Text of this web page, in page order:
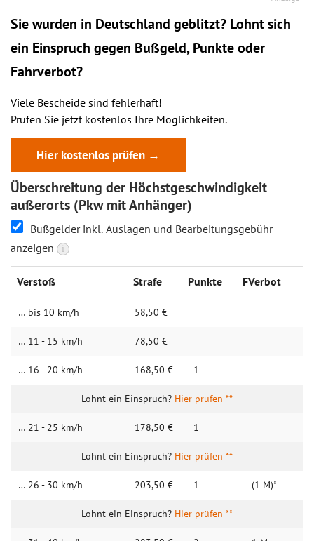
Sie wurden in Deutschland geblitzt? Lohnt sich
ein Einspruch gegen Bußgeld, Punkte oder
Fahrverbot?
Viele Bescheide sind fehlerhaft!
Prüfen Sie jetzt kostenlos Ihre Möglichkeiten.
Hier kostenlos prüfen →
Überschreitung der Höchstgeschwindigkeit
außerorts (Pkw mit Anhänger)
Bußgelder inkl. Auslagen und Bearbeitungsgebühr
anzeigen
i
Verstoß Strafe Punkte FVerbot
… bis 10 km/h 58,50 €
… 11 - 15 km/h 78,50 €
… 16 - 20 km/h 168,50 € 1
Hier prüfen **
… 21 - 25 km/h 178,50 € 1
Hier prüfen **
… 26 - 30 km/h 203,50 € 1 (1 M)*
Hier prüfen **